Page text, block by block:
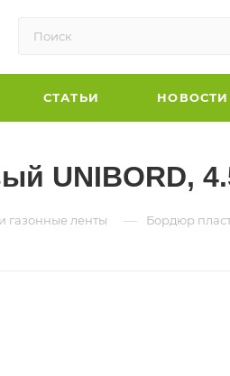
СТАТЬИ НОВОСТИ
UNIBORD,
газонные ленты — Бордюр